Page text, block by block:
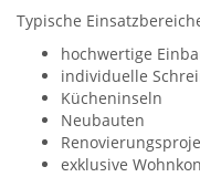
Typische
hochwertige
individuelle
Kücheninseln
Neubauten
exklusive